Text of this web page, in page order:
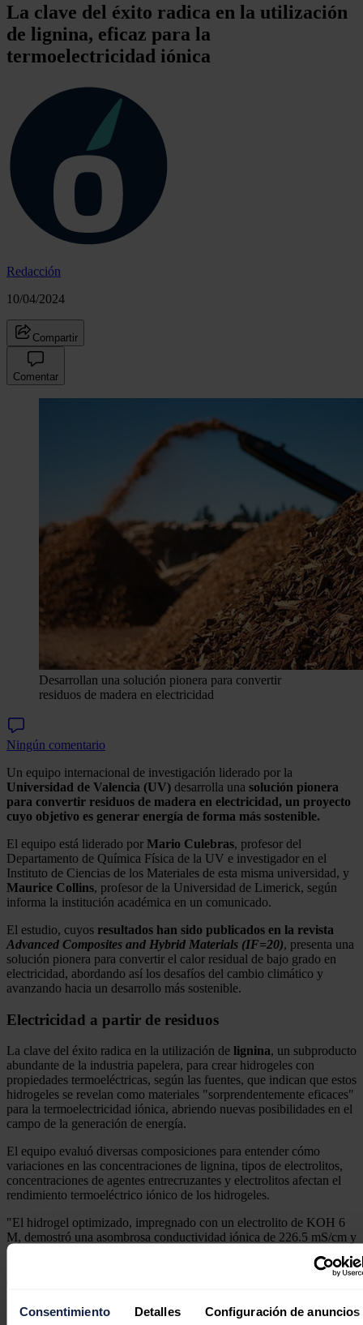
Consentimiento Detalles Configuración de anuncios
La clave del éxito radica en la utilización
de lignina, eficaz para la
termoelectricidad iónica
Redacción
10/04/2024
Compartir
Comentar
Desarrollan una solución pionera para convertir
residuos de madera en electricidad
Ningún comentario
Un equipo internacional de investigación liderado por la
Universidad de Valencia (UV) desarrolla una solución pionera
para convertir residuos de madera en electricidad, un proyecto
cuyo objetivo es generar energía de forma más sostenible.
El equipo está liderado por Mario Culebras, profesor del
Departamento de Química Física de la UV e investigador en el
Instituto de Ciencias de los Materiales de esta misma universidad, y
Maurice Collins, profesor de la Universidad de Limerick, según
informa la institución académica en un comunicado.
El estudio, cuyos resultados han sido publicados en la revista
Advanced Composites and Hybrid Materials (IF=20), presenta una
solución pionera para convertir el calor residual de bajo grado en
electricidad, abordando así los desafíos del cambio climático y
avanzando hacia un desarrollo más sostenible.
Electricidad a partir de residuos
La clave del éxito radica en la utilización de lignina, un subproducto
abundante de la industria papelera, para crear hidrogeles con
propiedades termoeléctricas, según las fuentes, que indican que estos
hidrogeles se revelan como materiales "sorprendentemente eficaces"
para la termoelectricidad iónica, abriendo nuevas posibilidades en el
campo de la generación de energía.
El equipo evaluó diversas composiciones para entender cómo
variaciones en las concentraciones de lignina, tipos de electrolitos,
concentraciones de agentes entrecruzantes y electrolitos afectan el
rendimiento termoeléctrico iónico de los hidrogeles.
"El hidrogel optimizado, impregnado con un electrolito de KOH 6
M, demostró una asombrosa conductividad iónica de 226.5 mS/cm y
un coeficiente Seebeck superior de 13 mV/K, lo que culmina en un
factor de potencia excepcional de 3831 µW/m·K2, generando una
destacada figura de mérito iónica (ZTi) de 3.75", explican desde la